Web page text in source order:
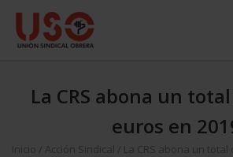
La CRS abona un
euros en
Inicio Acción Sindical
La CRS abona un total